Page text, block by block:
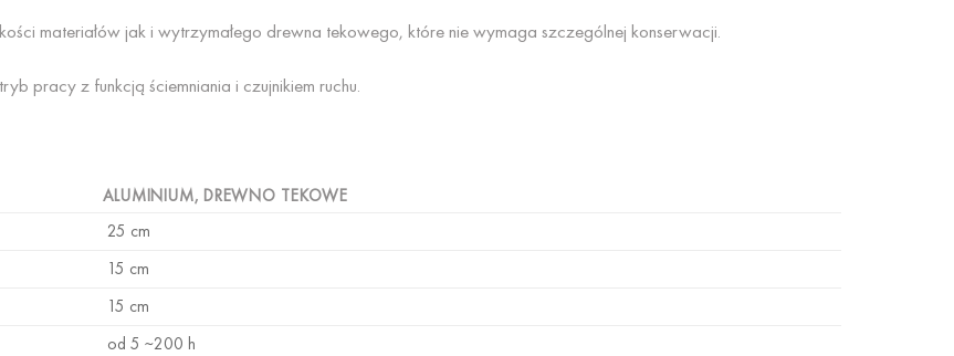
materiałów jak i wytrzymałego drewna tekowego, które nie wymaga szczególnej konserwacji.
pracy z funkcją ściemniania i czujnikiem ruchu.
ALUMINIUM, DREWNO TEKOWE
25 cm
15 cm
15 cm
od 5 ~200 h